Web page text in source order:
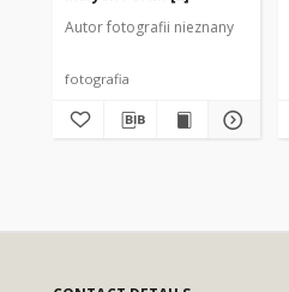
Autor fotografii nieznany
fotografia